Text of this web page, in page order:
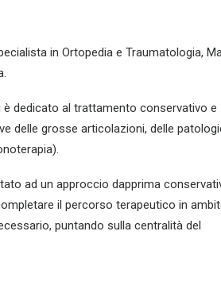
in Ortopedia e Traumatologia,
dedicato al trattamento conservativo e
delle grosse articolazioni, delle
ad un approccio dapprima
il percorso terapeutico in
puntando sulla centralità del